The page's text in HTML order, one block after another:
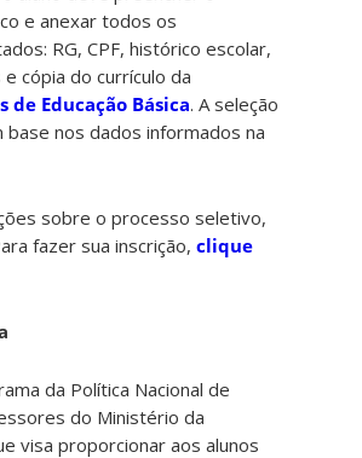
e anexar todos os
RG, CPF, histórico escolar,
cópia do currículo da
de Educação Básica. A seleção
base nos dados informados na
sobre o processo seletivo,
fazer sua inscrição,clique
da Política Nacional de
do Ministério da
visa proporcionar aos alunos